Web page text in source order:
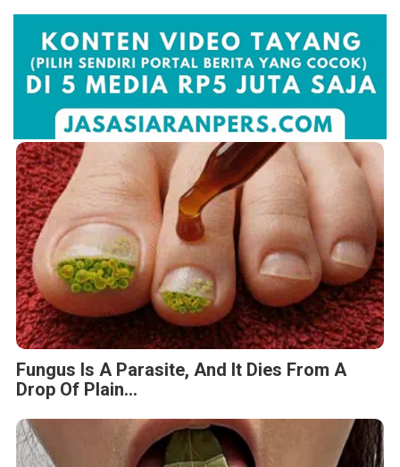
Fungus Is A Parasite, And It Dies From A
Drop Of Plain...